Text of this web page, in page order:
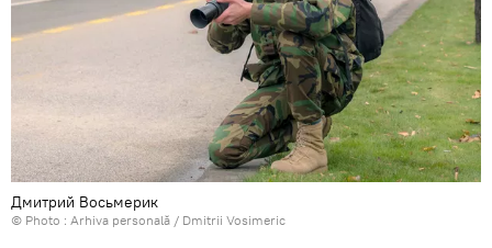
Дмитрий Восьмерик
© Photo : Arhiva personală / Dmitrii Vosimeric